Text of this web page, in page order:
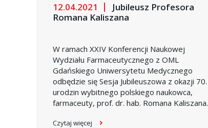
12.04.2021
Jubileusz Profesora
Romana Kaliszana
W ramach XXIV Konferencji Naukowej
Wydziału Farmaceutycznego z OML
Gdańskiego Uniwersytetu Medycznego
odbędzie się Sesja Jubileuszowa z okazji 70.
urodzin wybitnego polskiego naukowca,
farmaceuty, prof. dr. hab. Romana Kaliszana.
Czytaj więcej